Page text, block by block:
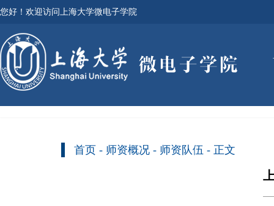
您好！欢迎访问上海大学微电子学院
首页 - 师资概况 - 师资队伍 - 正文